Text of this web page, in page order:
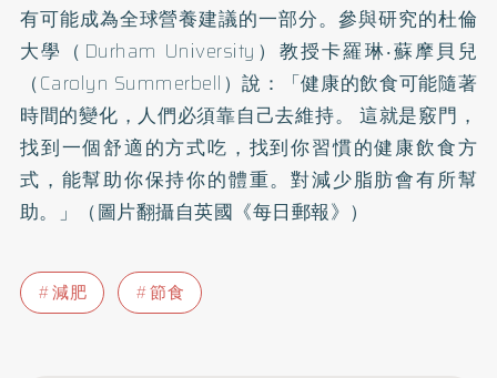
有可能成為全球營養建議的一部分。參與研究的杜倫
大學（Durham University）教授卡羅琳‧蘇摩貝兒
（Carolyn Summerbell）說：「健康的飲食可能隨著
時間的變化，人們必須靠自己去維持。 這就是竅門，
找到一個舒適的方式吃，找到你習慣的健康飲食方
式，能幫助你保持你的體重。對減少脂肪會有所幫
助。」（圖片翻攝自英國《每日郵報》）
減肥 節食